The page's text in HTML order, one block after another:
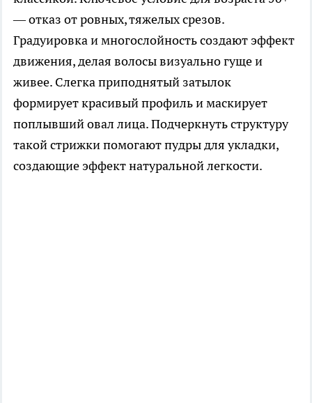
— отказ от ровных, тяжелых срезов.
Градуировка и многослойность создают эффект
движения, делая волосы визуально гуще и
живее. Слегка приподнятый затылок
формирует красивый профиль и маскирует
поплывший овал лица. Подчеркнуть структуру
такой стрижки помогают пудры для укладки,
создающие эффект натуральной легкости.